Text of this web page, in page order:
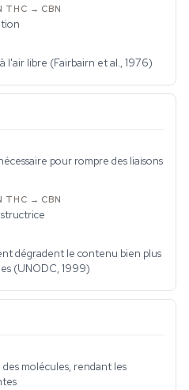
l'air libre (Fairbairn et al., 1976)
pour rompre des liaisons
dégradent le contenu bien plus
(UNODC, 1999)
molécules, rendant les